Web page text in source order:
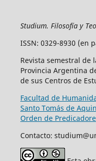
Studium. Filosofía y
ISSN: 0329-8930 (en
Revista semestral de
Provincia Argentina
de sus Centros de
Facultad de
Santo Tomás de
Orden de
Contacto: